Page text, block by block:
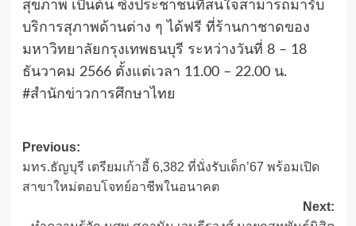
สุขภาพ เป็นต้น ซึ่งประชาชนที่สนใจสามารถมารับ
บริการสุภาพด้านต่าง ๆ ได้ฟรี ที่ร้านกาชาดของ
มหาวิทยาลัยกรุงเทพธนบุรี ระหว่างวันที่ 8 – 18
ธันวาคม 2566 ตั้งแต่เวลา 11.00 – 22.00 น.
#สำนักข่าวการศึกษาไทย
Post
navigation
Previous:
มทร.ธัญบุรี เตรียมเก้าอี้ 6,382 ที่นั่งรับเด็ก’67 พร้อมเปิด
สาขาใหม่ตอบโจทย์อาชีพในอนาคต
Next: